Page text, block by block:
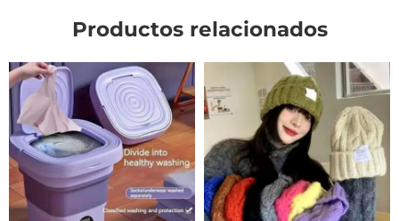
Productos relacionados